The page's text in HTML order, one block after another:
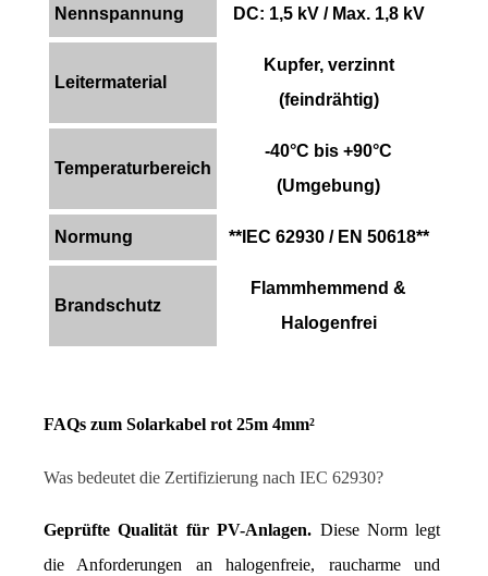
Nennspannung DC: 1,5 kV / Max. 1,8 kV
Leitermaterial
Kupfer, verzinnt
(feindrähtig)
Temperaturbereich
-40°C bis +90°C
(Umgebung)
Normung **IEC 62930 / EN 50618**
Brandschutz
Flammhemmend &
Halogenfrei
FAQs zum Solarkabel rot 25m 4mm²
Was bedeutet die Zertifizierung nach IEC 62930?
Geprüfte Qualität für PV-Anlagen. Diese Norm legt
die Anforderungen an halogenfreie, raucharme und